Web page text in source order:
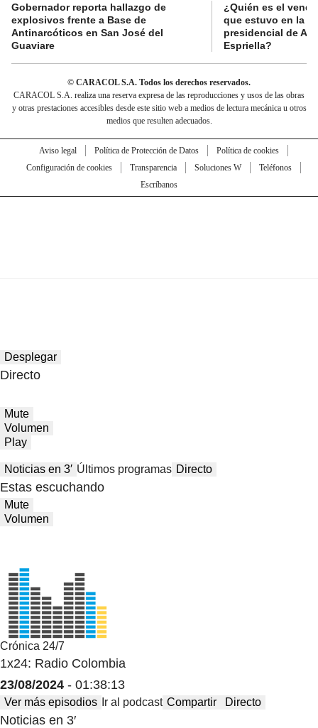
Gobernador reporta hallazgo de
explosivos frente a Base de
Antinarcóticos en San José del
Guaviare
¿Quién es el
que estuvo en la
presidencial de
Espriella?
© CARACOL S.A. Todos los derechos reservados.
CARACOL S.A. realiza una reserva expresa de las reproducciones y usos de las obras
y otras prestaciones accesibles desde este sitio web a medios de lectura mecánica u otros
medios que resulten adecuados.
Aviso legal Política de Protección de Datos
Política de cookies
Configuración de cookies
Transparencia Soluciones W
Teléfonos
Escríbanos
Desplegar
Directo
Mute
Volumen
Play
Noticias en 3′ Últimos programas Directo
Estas escuchando
Mute
Volumen
Crónica 24/7
1x24: Radio Colombia
23/08/2024 - 01:38:13
Ver más episodios Ir al podcast Compartir Directo
Noticias en 3′